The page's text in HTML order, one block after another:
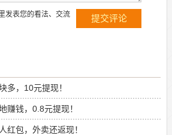
发表您的看法、交流
多，10元提现！
赚钱，0.8元提现！
红包，外卖还返现！